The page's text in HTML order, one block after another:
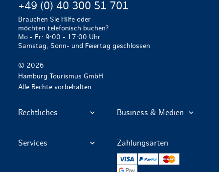
+49 (0) 40 300 51 701
Brauchen Sie Hilfe oder
möchten telefonisch buchen?
Mo - Fr: 9:00 - 17:00 Uhr
Samstag, Sonn- und Feiertag geschlossen
© 2026
Hamburg Tourismus GmbH
Alle Rechte vorbehalten
Rechtliches Business & Medien
Services Zahlungsarten
PayPal